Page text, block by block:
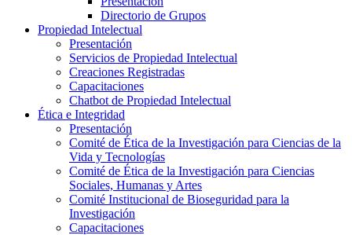
Directorio de Grupos
Propiedad Intelectual
Presentación
Servicios de Propiedad Intelectual
Creaciones Registradas
Capacitaciones
Chatbot de Propiedad Intelectual
Ética e Integridad
Presentación
Comité de Ética de la Investigación para Ciencias de la
Vida y Tecnologías
Comité de Ética de la Investigación para Ciencias
Sociales, Humanas y Artes
Comité Institucional de Bioseguridad para la
Investigación
Capacitaciones